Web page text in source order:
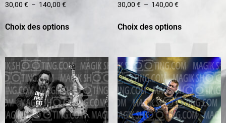
30,00 € – 140,00 €
Choix des options
30,00 € – 140,00 €
Choix des options